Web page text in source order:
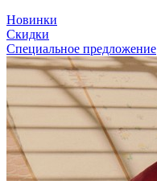
Новинки
Скидки
Специальное предложение